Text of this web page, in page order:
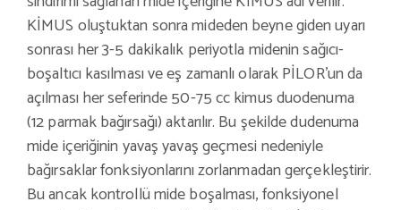
KİMUS oluştuktan sonra mideden beyne giden uyarı
sonrası her 3-5 dakikalık periyotla midenin sağıcı-
boşaltıcı kasılması ve eş zamanlı olarak PİLOR’un da
açılması her seferinde 50-75 cc kimus duodenuma
(12 parmak bağırsağı) aktarılır. Bu şekilde dudenuma
mide içeriğinin yavaş yavaş geçmesi nedeniyle
bağırsaklar fonksiyonlarını zorlanmadan gerçekleştirir.
Bu ancak kontrollü mide boşalması, fonksiyonel